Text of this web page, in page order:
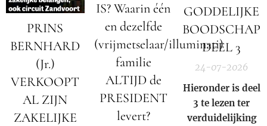
PRINS
BERNHARD
(Jr.)
VERKOOPT
AL ZIJN
ZAKELIJKE
IS? Waarin één
en dezelfde
(vrijmetselaar/illuminati)
familie
ALTIJD de
PRESIDENT
levert?
GODDELIJKE
BOODSCHAP
DEEL 3
24-07-2026
Hieronder is deel
3 te lezen ter
verduidelijking